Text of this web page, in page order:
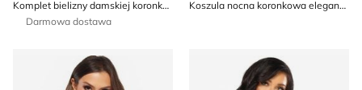
Komplet bielizny damskiej koronkowy Beauty Night
Darmowa dostawa
Koszula nocna koronkowa elegancka Beauty Night
Beauty Night - Komplet bielizny damskiejBeauty Night - Koszula